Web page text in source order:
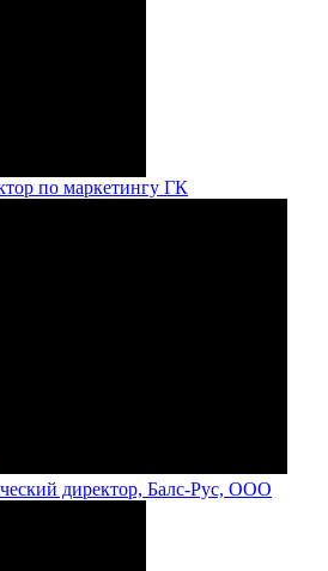
по маркетингу ГК
директор, Балс-Рус, ООО